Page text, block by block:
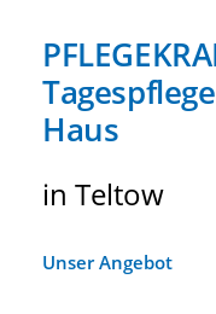
Haus
in Teltow
Unser Angebot